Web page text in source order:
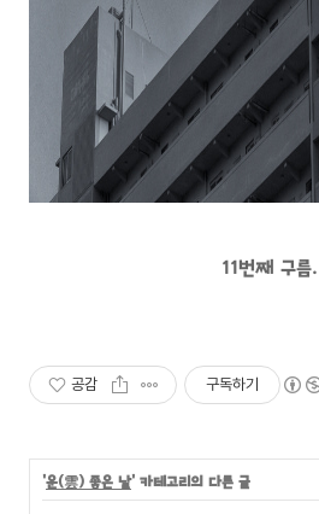
11번째 구름.
공감 구독하기
'운(雲) 좋은 날' 카테고리의 다른 글